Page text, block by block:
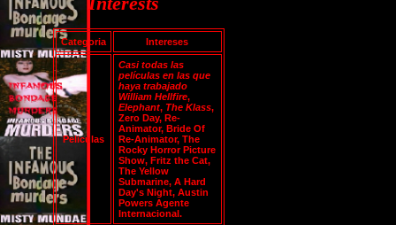
Categoria Intereses
Peliculas
Casi todas las
películas en las que
haya trabajado
William Hellfire,
Elephant, The Klass,
Zero Day, Re-
Animator, Bride Of
Re-Animator, The
Rocky Horror Picture
Show, Fritz the Cat,
The Yellow
Submarine, A Hard
Day's Night, Austin
Powers Agente
Internacional.